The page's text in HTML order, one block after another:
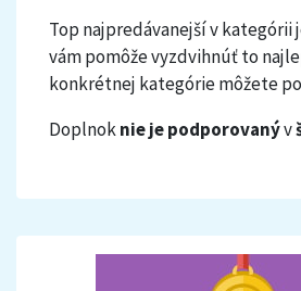
Top najpredávanejší v
vám pomôže vyzdvihnúť to
konkrétnej kategórie môžete
Doplnoknie je podporovanýv